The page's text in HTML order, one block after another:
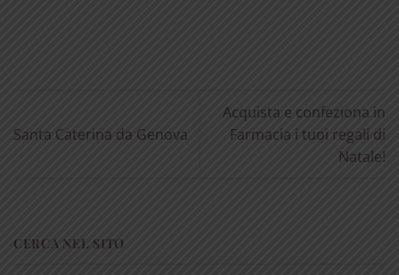
Santa Caterina da Genova
Acquista e confeziona in
Farmacia i tuoi regali di
Natale!
CERCA NEL SITO